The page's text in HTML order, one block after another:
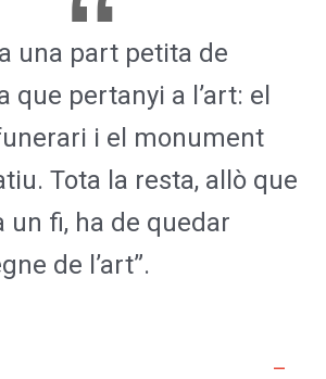
una part petita de
que pertanyi a l’art: el
i el monument
Tota la resta, allò que
un fi, ha de quedar
de l’art”.